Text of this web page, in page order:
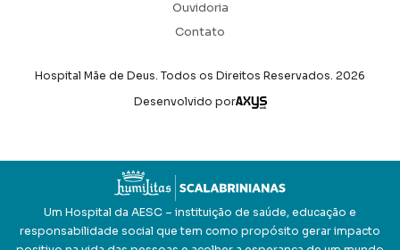
Ouvidoria
Contato
Hospital Mãe de Deus. Todos os Direitos Reservados. 2026
Desenvolvido por
Axysweb
Um Hospital da AESC – instituição de saúde, educação e
responsabilidade social que tem como propósito gerar impacto